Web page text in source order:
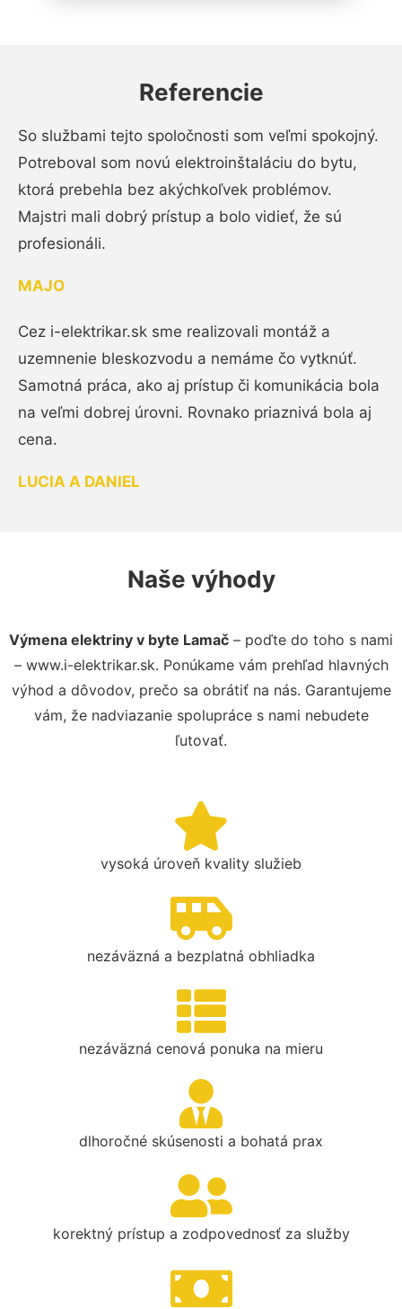
Referencie
So službami tejto spoločnosti som veľmi spokojný.
Potreboval som novú elektroinštaláciu do bytu,
ktorá prebehla bez akýchkoľvek problémov.
Majstri mali dobrý prístup a bolo vidieť, že sú
profesionáli.
MAJO
Cez i-elektrikar.sk sme realizovali montáž a
uzemnenie bleskozvodu a nemáme čo vytknúť.
Samotná práca, ako aj prístup či komunikácia bola
na veľmi dobrej úrovni. Rovnako priaznivá bola aj
cena.
LUCIA A DANIEL
Naše výhody
Výmena elektriny v byte Lamač – poďte do toho s nami
– www.i-elektrikar.sk. Ponúkame vám prehľad hlavných
výhod a dôvodov, prečo sa obrátiť na nás. Garantujeme
vám, že nadviazanie spolupráce s nami nebudete
ľutovať.
vysoká úroveň kvality služieb
nezáväzná a bezplatná obhliadka
nezáväzná cenová ponuka na mieru
dlhoročné skúsenosti a bohatá prax
korektný prístup a zodpovednosť za služby